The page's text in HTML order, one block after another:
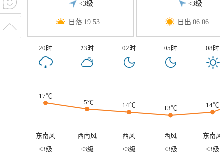
<3级
日落 19:53
<3级
日出 06:06
20时 23时 02时 05时 08时
17℃
15℃
14℃ 13℃ 14℃
东南风 西南风 西风 西风
东南
<3级
<3级 <3级 <3级 <3级